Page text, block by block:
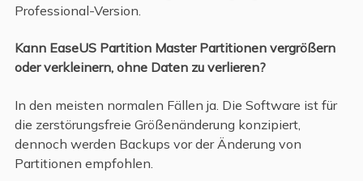
Professional-Version.
Kann EaseUS Partition Master Partitionen vergrößern
oder verkleinern, ohne Daten zu verlieren?
In den meisten normalen Fällen ja. Die Software ist für
die zerstörungsfreie Größenänderung konzipiert,
dennoch werden Backups vor der Änderung von
Partitionen empfohlen.